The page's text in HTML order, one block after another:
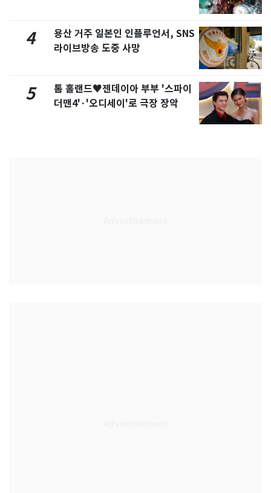
4
용산 거주 일본인 인플루언서, SNS
라이브방송 도중 사망
5
톰 홀랜드♥젠데이아 부부 '스파이
더맨4'·'오디세이'로 극장 장악